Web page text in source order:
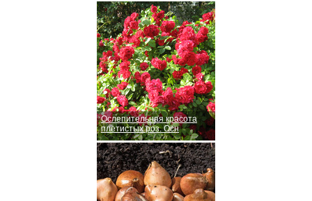
Ослепительная красота
плетистых роз. Осн